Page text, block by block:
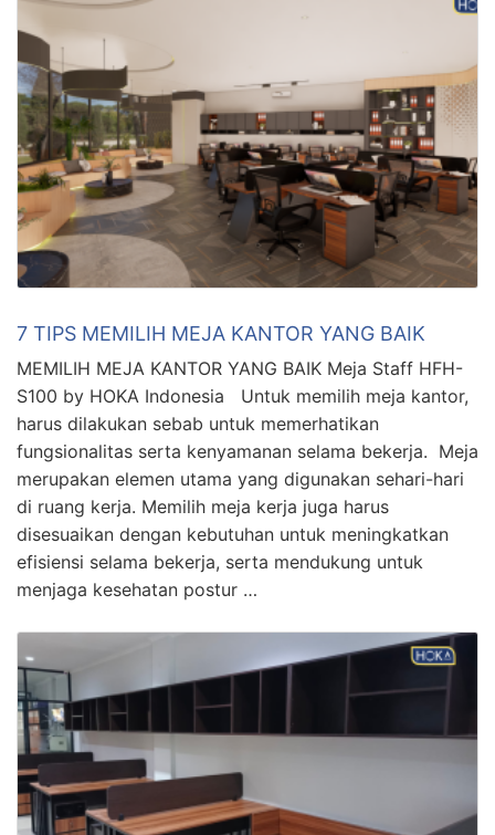
7 TIPS MEMILIH MEJA KANTOR YANG BAIK
MEMILIH MEJA KANTOR YANG BAIK Meja Staff HFH-
S100 by HOKA Indonesia Untuk memilih meja kantor,
harus dilakukan sebab untuk memerhatikan
fungsionalitas serta kenyamanan selama bekerja. Meja
merupakan elemen utama yang digunakan sehari-hari
di ruang kerja. Memilih meja kerja juga harus
disesuaikan dengan kebutuhan untuk meningkatkan
efisiensi selama bekerja, serta mendukung untuk
menjaga kesehatan postur …